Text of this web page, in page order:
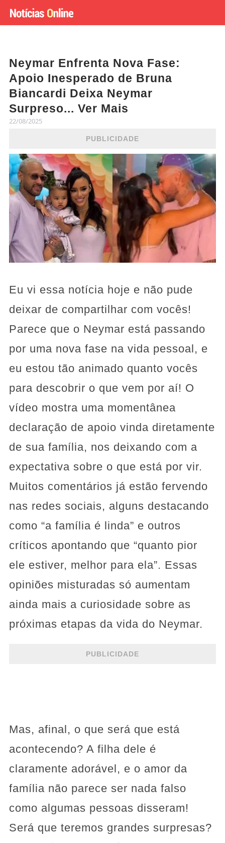
Neymar Enfrenta Nova Fase:
Apoio Inesperado de Bruna
Biancardi Deixa Neymar
Surpreso... Ver Mais
22/08/2025
PUBLICIDADE
Eu vi essa notícia hoje e não pude
deixar de compartilhar com vocês!
Parece que o Neymar está passando
por uma nova fase na vida pessoal, e
eu estou tão animado quanto vocês
para descobrir o que vem por aí! O
vídeo mostra uma momentânea
declaração de apoio vinda diretamente
de sua família, nos deixando com a
expectativa sobre o que está por vir.
Muitos comentários já estão fervendo
nas redes sociais, alguns destacando
como “a família é linda” e outros
críticos apontando que “quanto pior
ele estiver, melhor para ela”. Essas
opiniões misturadas só aumentam
ainda mais a curiosidade sobre as
próximas etapas da vida do Neymar.
PUBLICIDADE
Mas, afinal, o que será que está
acontecendo? A filha dele é
claramente adorável, e o amor da
família não parece ser nada falso
como algumas pessoas disseram!
Será que teremos grandes surpresas?